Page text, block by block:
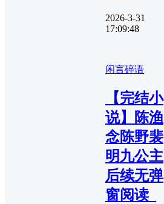
2026-3-31
17:09:48
闲言碎语
【完结小
说】陈渔
念陈野裴
明九公主
后续无弹
窗阅读_